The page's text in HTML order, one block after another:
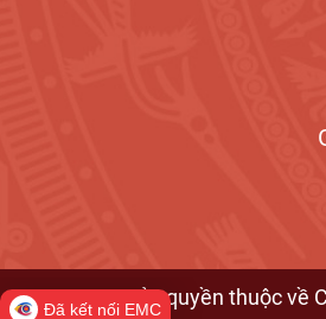
© Bản quyền thuộc về
Đã kết nối EMC